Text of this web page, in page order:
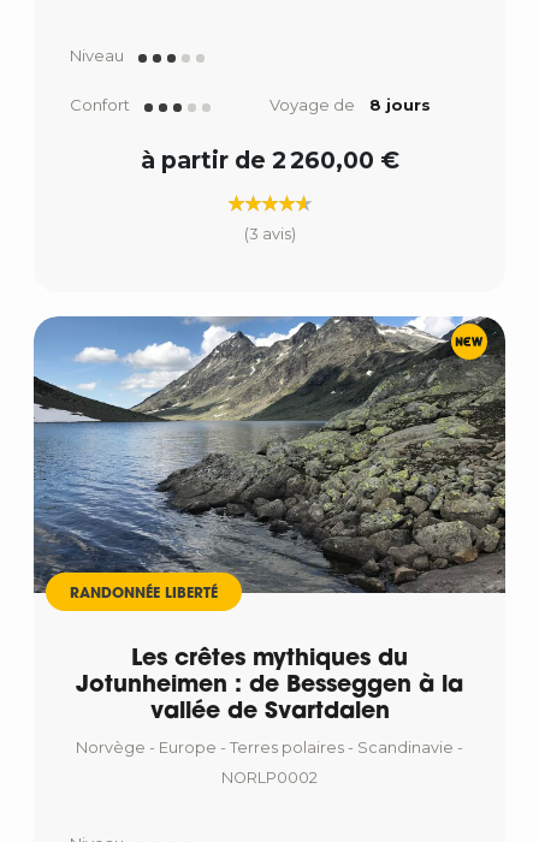
Niveau
Confort Voyage de 8 jours
à partir de 2 260,00 €
(3 avis)
RANDONNÉE LIBERTÉ
Les crêtes mythiques du
Jotunheimen : de Besseggen à la
vallée de Svartdalen
Norvège - Europe - Terres polaires - Scandinavie -
NORLP0002